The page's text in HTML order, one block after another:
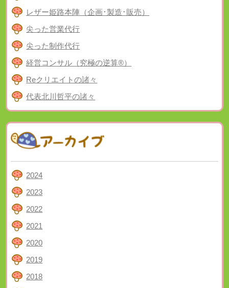
レザー姫路本陣（企画･製造･販売）
尖った営業代行
尖った制作代行
経営コンサル（究極の逆算®）
Reクリエイトの諸々
代表北川哲平の諸々
2024
2023
2022
2021
2020
2019
2018